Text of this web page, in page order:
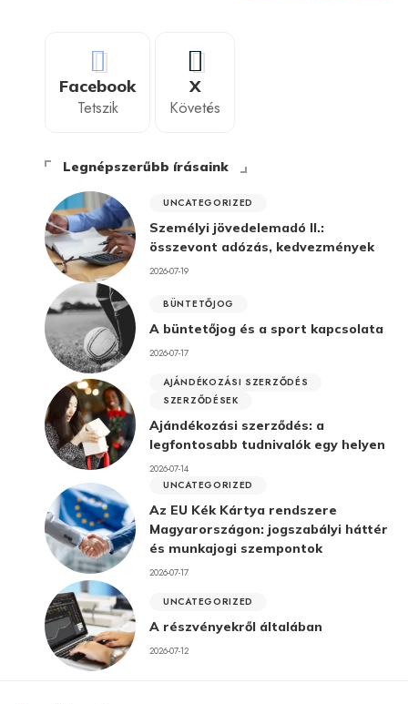
Facebook
Tetszik
X
Követés
Legnépszerűbb írásaink
UNCATEGORIZED
Személyi jövedelemadó II.:
összevont adózás, kedvezmények
2026-07-19
BÜNTETŐJOG
A büntetőjog és a sport kapcsolata
2026-07-17
AJÁNDÉKOZÁSI SZERZŐDÉS
SZERZŐDÉSEK
Ajándékozási szerződés: a
legfontosabb tudnivalók egy helyen
2026-07-14
UNCATEGORIZED
Az EU Kék Kártya rendszere
Magyarországon: jogszabályi háttér
és munkajogi szempontok
2026-07-17
UNCATEGORIZED
A részvényekről általában
2026-07-12